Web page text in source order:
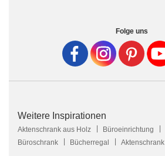
Folge uns
Weitere Inspirationen
Aktenschrank aus Holz Büroeinrichtung
Büroschrank
Bücherregal Aktenschrank